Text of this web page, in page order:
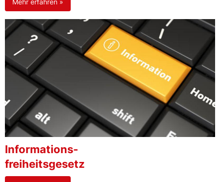
Informations-
freiheitsgesetz